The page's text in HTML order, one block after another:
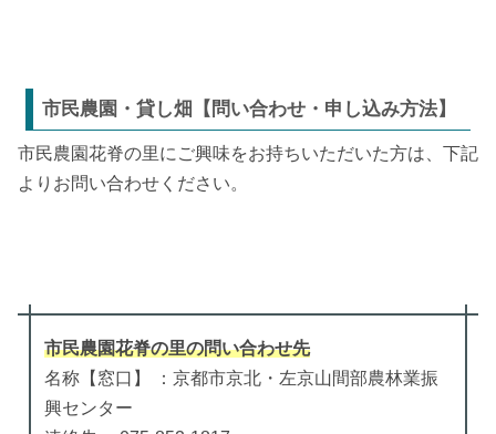
市民農園・貸し畑【問い合わせ・申し込み方法】
市民農園花脊の里にご興味をお持ちいただいた方は、下記
よりお問い合わせください。
市民農園花脊の里の問い合わせ先
名称【窓口】 ：京都市京北・左京山間部農林業振
興センター